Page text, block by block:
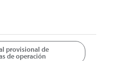
provisional de
de operación